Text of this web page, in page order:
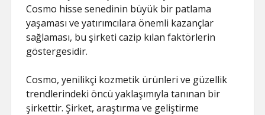
Cosmo hisse senedinin büyük bir patlama
yaşaması ve yatırımcılara önemli kazançlar
sağlaması, bu şirketi cazip kılan faktörlerin
göstergesidir.
Cosmo, yenilikçi kozmetik ürünleri ve güzellik
trendlerindeki öncü yaklaşımıyla tanınan bir
şirkettir. Şirket, araştırma ve geliştirme